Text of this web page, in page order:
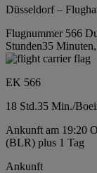
Düsseldorf –
Flugnummer 566
Stunden35
EK 566
18 Std.35 Min./
Ankunft am 19:20
(BLR) plus 1 Tag
Ankunft